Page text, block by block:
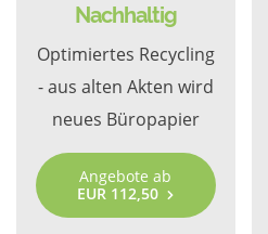
Nachhaltig
Optimiertes Recycling
- aus alten Akten wird
neues Büropapier
Angebote ab
EUR 112,50